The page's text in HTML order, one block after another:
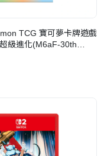
TCG 寶可夢卡牌遊戲
級進化(M6aF-30th
卡框鑰匙圈 最初的夥伴